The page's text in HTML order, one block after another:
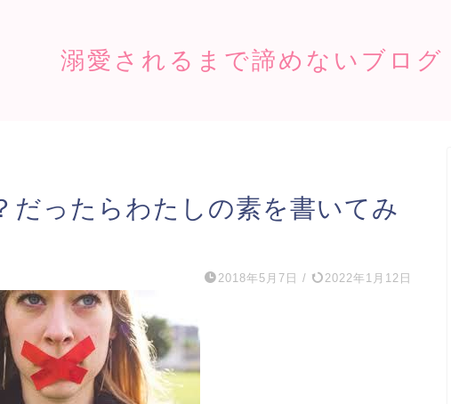
溺愛されるまで諦めないブログ
だったらわたしの素を書いてみ
2018年5月7日 / 2022年1月12日